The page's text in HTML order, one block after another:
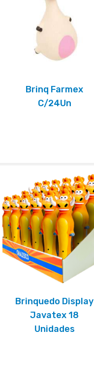
Brinq Farmex
C/24Un
Brinquedo Display
Javatex 18
Unidades